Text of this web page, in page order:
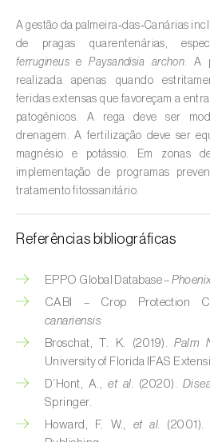
Carvalhos ( Quercus spp. e
Castanheiro ( Castanea
Cebola (Allium cepa )
Cedro ( Cedrus spp.
Cenoura (Daucus carota
Centeio (Secale cereale
Cherovia / Pastinaca (
Citrinos (Citrus spp. )
Colza (Brassica napus
Coqueiro (
A gestão da palmeira‑das‑Canárias
de pragas quarentenárias,
ferrugineusePaysandisia archon. A
realizada apenas quando
feridas extensas que favoreçam a
patogénicos. A rega deve ser
drenagem. A fertilização deve ser
magnésio e potássio. Em zonas
implementação de programas
tratamento fitossanitário.
Referências bibliográficas
EPPO Global Database –
CABI – Crop Protection
canariensis
Broschat, T. K. (2019).Palm
University of Florida IFAS
D’Hont, A.,et al. (2020).
Springer.
Howard, F. W., et al.